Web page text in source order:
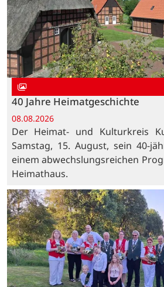
40 Jahre Heimatgeschichte
08.08.2026
Der Heimat- und Kulturkreis
Samstag, 15. August, sein 40-
einem abwechslungsreichen
Heimathaus.